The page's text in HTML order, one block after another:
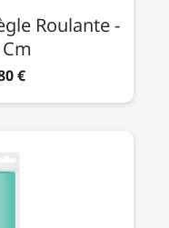
Roulante -
€